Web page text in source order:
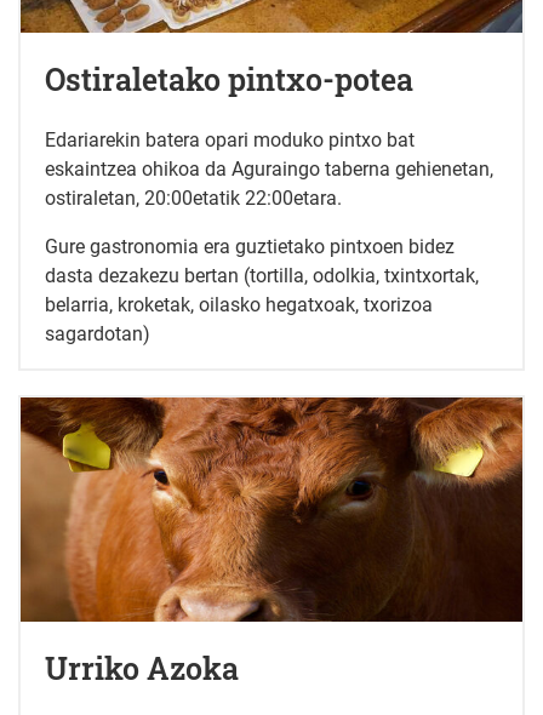
Ostiraletako pintxo-potea
Edariarekin batera opari moduko pintxo bat
eskaintzea ohikoa da Aguraingo taberna gehienetan,
ostiraletan, 20:00etatik 22:00etara.
Gure gastronomia era guztietako pintxoen bidez
dasta dezakezu bertan (tortilla, odolkia, txintxortak,
belarria, kroketak, oilasko hegatxoak, txorizoa
sagardotan)
Urriko Azoka